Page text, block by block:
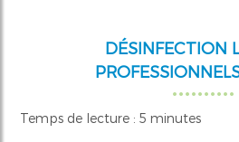
DÉSINFECTION
Temps de lecture : 5 minutes